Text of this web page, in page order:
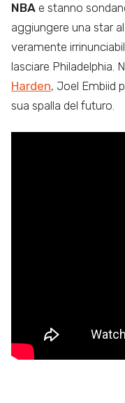
NBA e stanno
aggiungere una star
veramente
lasciare Philadelphia.
Harden, Joel Embiid
sua spalla del futuro.